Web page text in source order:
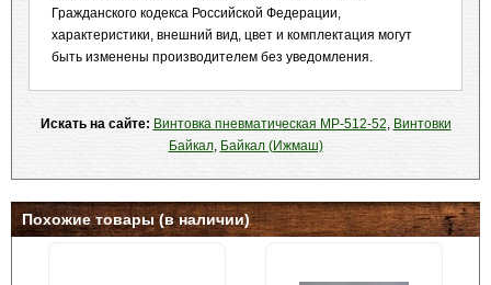
Гражданского кодекса Российской Федерации,
характеристики, внешний вид, цвет и комплектация могут
быть изменены производителем без уведомления.
Искать на сайте: Винтовка пневматическая МР-512-52, Винтовки
Байкал, Байкал (Ижмаш)
Похожие товары (в наличии)